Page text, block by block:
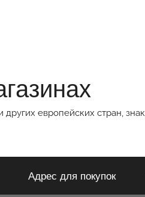
европейских стран,
Адрес для покупок